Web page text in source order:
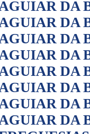
DA
DA
DA
DA
DA
DA
DA
DA